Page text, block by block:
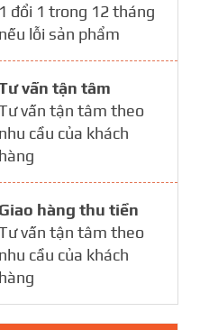
1 đổi 1 trong 12 tháng
nếu lỗi sản phẩm
vấn tận tâm
vấn tận tâm theo
nhu cầu của khách
hàng
Giao hàng thu tiền
vấn tận tâm theo
nhu cầu của khách
hàng